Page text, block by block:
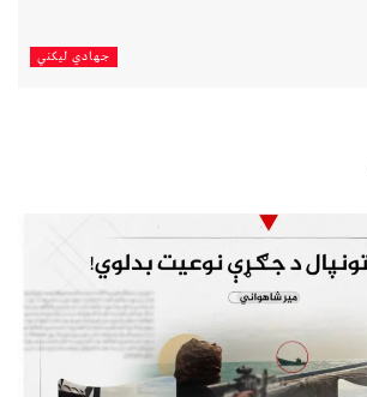
جهادي لیکني